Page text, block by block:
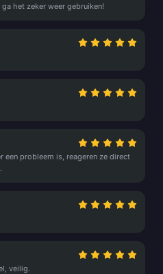
het zeker weer gebruiken!
een probleem is, reageren ze direct
veilig.